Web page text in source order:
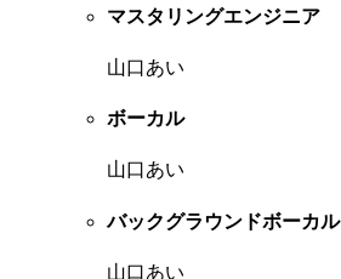
マスタリングエンジニア
山口あい
ボーカル
山口あい
バックグラウンドボーカル
山口あい